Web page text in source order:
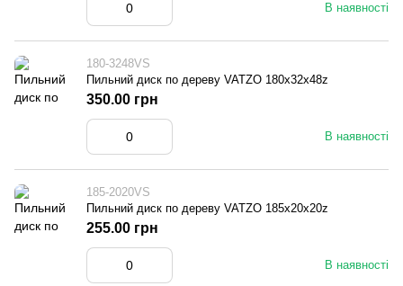
В наявності
180-3248VS
Пильний диск по дереву VATZO 180x32x48z
В наявності
350.00 грн
185-2020VS
Пильний диск по дереву VATZO 185x20x20z
В наявності
255.00 грн